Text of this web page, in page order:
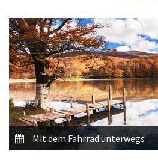
Mit dem Fahrrad unterwegs